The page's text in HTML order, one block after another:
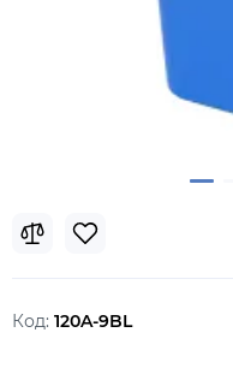
Код: 120A-9BL